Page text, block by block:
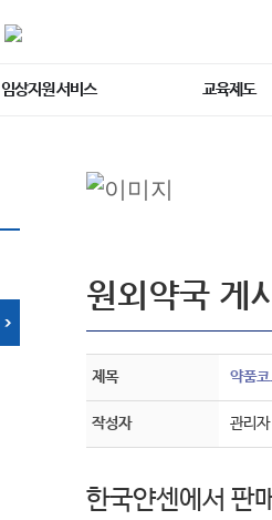
임상지원 서비스 교육제도
원외약국 게
제목 약품
작성자 관리자
한국얀센에서 판